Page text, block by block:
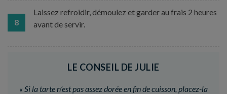
8
Laissez refroidir, démoulez et garder au frais 2 heures
avant de servir.
LE CONSEIL DE JULIE
« Si la tarte n’est pas assez dorée en fin de cuisson, placez-la